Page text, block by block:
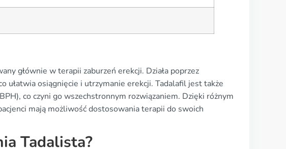
głównie w terapii zaburzeń erekcji. Działa poprzez
ułatwia osiągnięcie i utrzymanie erekcji. Tadalafil jest także
co czyni go wszechstronnym rozwiązaniem. Dzięki różnym
mają możliwość dostosowania terapii do swoich
Tadalista?